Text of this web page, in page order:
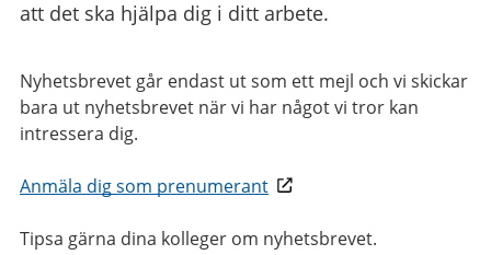
att det ska hjälpa dig i ditt arbete.
Nyhetsbrevet går endast ut som ett mejl och vi skickar
bara ut nyhetsbrevet när vi har något vi tror kan
intressera dig.
Anmäla dig som prenumerant
Tipsa gärna dina kolleger om nyhetsbrevet.